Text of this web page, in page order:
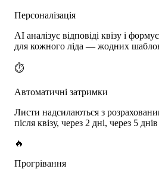
Персоналізація
AI аналізує відповіді квізу і
для кожного ліда — жодних
⏱️
Автоматичні затримки
Листи надсилаються з
після квізу, через 2 дні, через 5 днів
🔥
Прогрівання